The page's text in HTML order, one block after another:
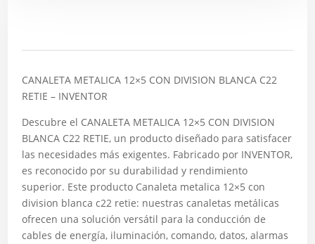
CANALETA METALICA 12×5 CON DIVISION BLANCA C22
RETIE – INVENTOR
Descubre el CANALETA METALICA 12×5 CON DIVISION
BLANCA C22 RETIE, un producto diseñado para satisfacer
las necesidades más exigentes. Fabricado por INVENTOR,
es reconocido por su durabilidad y rendimiento
superior. Este producto Canaleta metalica 12×5 con
division blanca c22 retie: nuestras canaletas metálicas
ofrecen una solución versátil para la conducción de
cables de energía, iluminación, comando, datos, alarmas